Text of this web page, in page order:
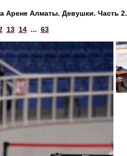
Арене Алматы. Девушки. Часть 2.
13 14... 63